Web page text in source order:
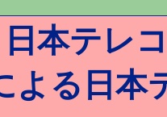
日本テレ
よる日本